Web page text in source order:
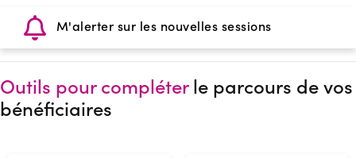
M'alerter sur les nouvelles sessions
Outils pour compléterle parcours de vos
bénéficiaires